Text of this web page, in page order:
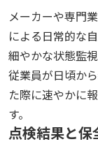
メーカーや専門
による日常的な
細やかな状態監
従業員が日頃か
た際に速やかに
す。
点検結果と